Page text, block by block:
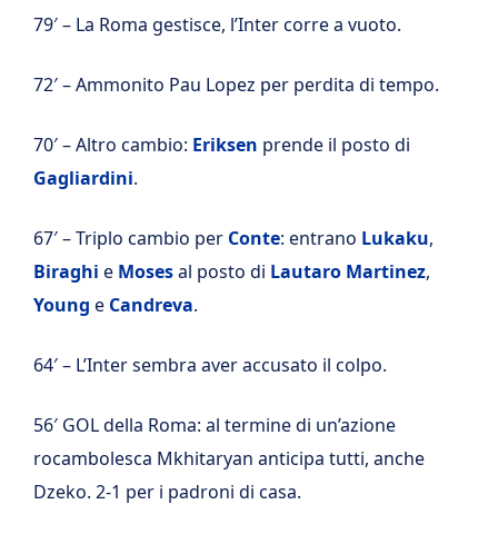
79′ – La Roma gestisce, l’Inter corre a vuoto.
72′ – Ammonito Pau Lopez per perdita di tempo.
70′ – Altro cambio: Eriksen prende il posto di
Gagliardini.
67′ – Triplo cambio per Conte: entrano Lukaku,
Biraghi e Mosesal posto di Lautaro Martinez,
Young e Candreva.
64′ – L’Inter sembra aver accusato il colpo.
56′ GOL della Roma: al termine di un’azione
rocambolesca Mkhitaryan anticipa tutti, anche
Dzeko. 2-1 per i padroni di casa.